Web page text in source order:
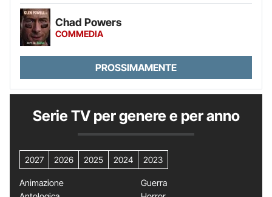
Chad Powers
COMMEDIA
PROSSIMAMENTE
Serie TV per genere e per anno
2027 2026 2025 2024 2023
Animazione
Guerra